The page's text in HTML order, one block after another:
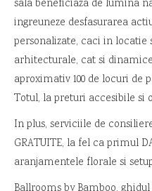
sala beneficiaza de lumina
ingreuneze desfasurarea
personalizate, caci in locatie
arhitecturale, cat si
aproximativ 100 de locuri de
Totul, la preturi accesibile si
In plus, serviciile de
GRATUITE, la fel ca primul
aranjamentele florale si